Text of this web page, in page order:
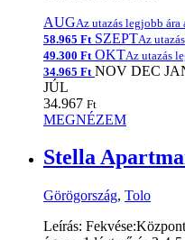
AUGAz utazás legjobb ára
58.965 Ft SZEPTAz
49.300 Ft OKTAz utazás
34.965 Ft NOV DEC
JÚL
34.967 Ft
MEGNÉZEM
Stella
Görögország, Tolo
Leírás: